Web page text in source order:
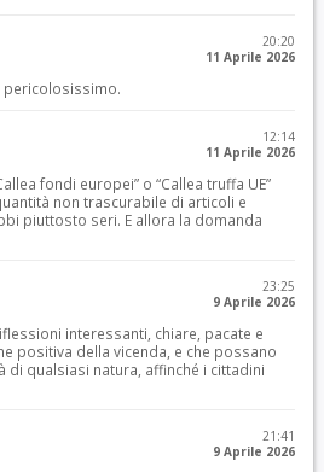
20:20
11 Aprile 2026
pericolosissimo.
12:14
11 Aprile 2026
fondi europei” o “Callea truffa UE”
non trascurabile di articoli e
piuttosto seri. E allora la domanda
23:25
9 Aprile 2026
interessanti, chiare, pacate e
positiva della vicenda, e che possano
di qualsiasi natura, affinché i cittadini
21:41
9 Aprile 2026